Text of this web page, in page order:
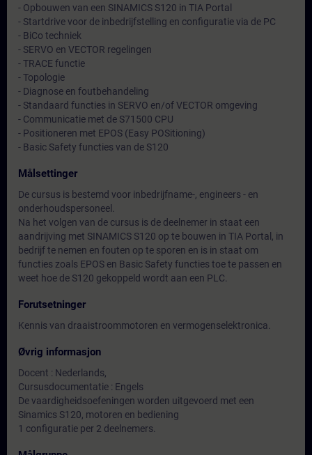
- Opbouwen van een SINAMICS S120 in TIA Portal
- Startdrive voor de inbedrijfstelling en configuratie via de PC
- BiCo techniek
- SERVO en VECTOR regelingen
- TRACE functie
- Topologie
- Diagnose en foutbehandeling
- Standaard functies in SERVO en/of VECTOR omgeving
- Communicatie met de S71500 CPU
- Positioneren met EPOS (Easy POSitioning)
- Basic Safety functies van de S120
Målsettinger
De cursus is bestemd voor inbedrijfname-, engineers - en
onderhoudspersoneel.
Na het volgen van de cursus is de deelnemer in staat een
aandrijving met SINAMICS S120 op te bouwen in TIA Portal, in
bedrijf te nemen en fouten op te sporen en is in staat om
functies zoals EPOS en Basic Safety functies toe te passen en
weet hoe de S120 gekoppeld wordt aan een PLC.
Forutsetninger
Kennis van draaistroommotoren en vermogenselektronica.
Øvrig informasjon
Docent : Nederlands,
Cursusdocumentatie : Engels
De vaardigheidsoefeningen worden uitgevoerd met een
Sinamics S120, motoren en bediening
1 configuratie per 2 deelnemers.